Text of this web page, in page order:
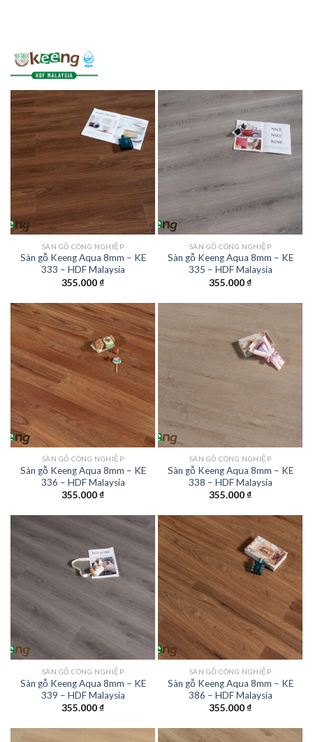
SÀN GỖ CÔNG NGHIỆP
Sàn gỗ Keeng Aqua 8mm – KE
333 – HDF Malaysia
355.000₫
SÀN GỖ CÔNG NGHIỆP
Sàn gỗ Keeng Aqua 8mm – KE
335 – HDF Malaysia
355.000₫
SÀN GỖ CÔNG NGHIỆP
Sàn gỗ Keeng Aqua 8mm – KE
336 – HDF Malaysia
355.000₫
SÀN GỖ CÔNG NGHIỆP
Sàn gỗ Keeng Aqua 8mm – KE
338 – HDF Malaysia
355.000₫
SÀN GỖ CÔNG NGHIỆP
Sàn gỗ Keeng Aqua 8mm – KE
339 – HDF Malaysia
355.000₫
SÀN GỖ CÔNG NGHIỆP
Sàn gỗ Keeng Aqua 8mm – KE
386 – HDF Malaysia
355.000₫